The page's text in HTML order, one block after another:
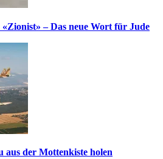
– Das neue Wort für Jude
aus der Mottenkiste holen